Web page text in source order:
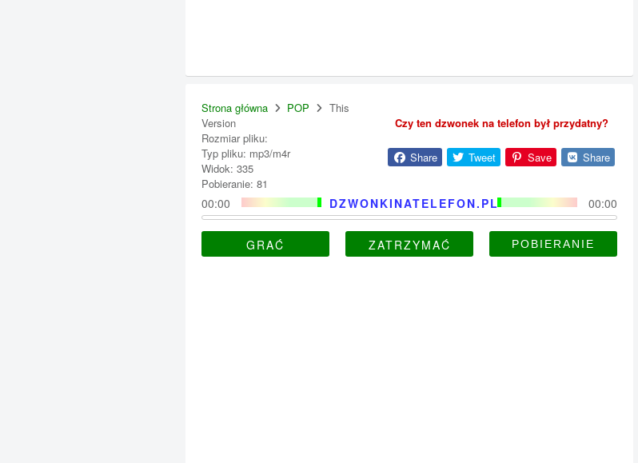
Strona główna POP
This
Version
Rozmiar pliku:
Typ pliku: mp3/m4r
Widok: 335
Pobieranie: 81
Czy ten dzwonek na telefon był przydatny?
Share Tweet Save Share
DZWONKINATELEFON.PL
00:00 00:00
GRAĆ ZATRZYMAĆ